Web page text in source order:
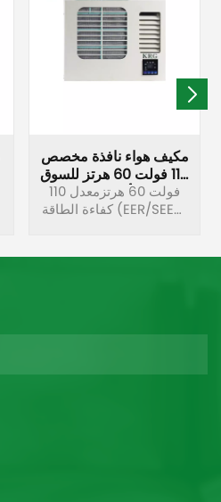
مكيف هواء نافذة مخصص
110 فولت 60 هرتز للسوق
الأمريكية
110 فولت 60 هرتزمعدل
كفاءة الطاقة (EER/SEER)
التشغيل التلقائيخزانة